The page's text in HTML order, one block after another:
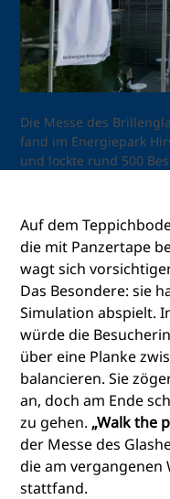
Die Messe des
fand im Energiepark
und lockte rund 500
Auf dem
die mit Panzertape
wagt sich
Das Besondere: sie
Simulation abspielt.
würde die
über eine Planke
balancieren. Sie
an, doch am Ende
zu gehen. „Walk the
der Messe des
die am vergangenen
stattfand.